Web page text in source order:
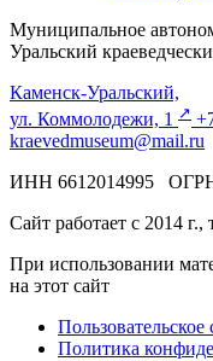
Муниципальное
Уральский
Каменск-Уральский,
ул. Коммолодежи, 1 ↗️
kraevedmuseum@mail.ru
ИНН 6612014995 ОГРН
Сайт работает с 2014 г.,
При использовании
на этот сайт
Пользовательское
Политика